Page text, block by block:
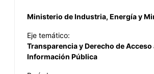
Ministerio de Industria, Energía y
Eje temático:
Transparencia y Derecho de Acceso
Información Pública